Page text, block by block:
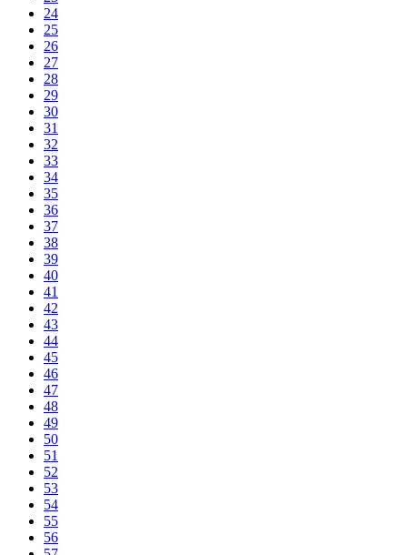
24
25
26
27
28
29
30
31
32
33
34
35
36
37
38
39
40
41
42
43
44
45
46
47
48
49
50
51
52
53
54
55
56